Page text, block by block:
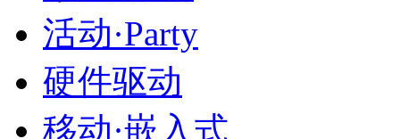
活动·Party
硬件驱动
移动·嵌入式